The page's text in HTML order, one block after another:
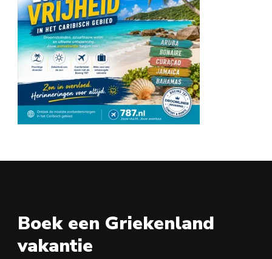
Boek een Griekenland
vakantie